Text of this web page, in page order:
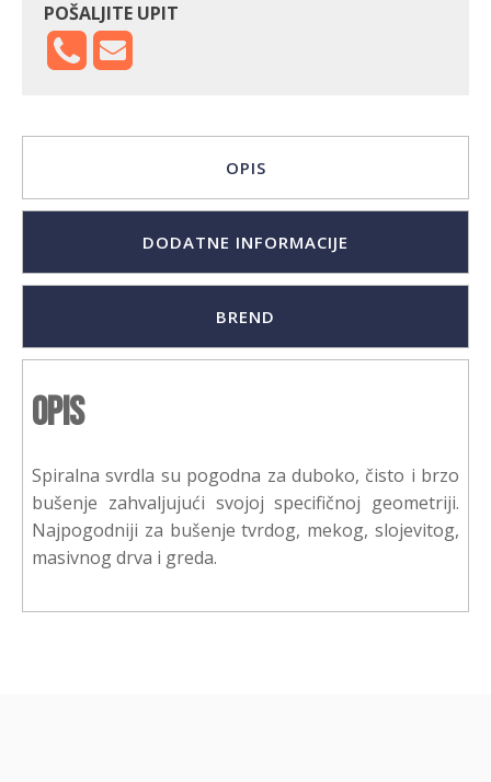
POŠALJITE UPIT
OPIS
DODATNE INFORMACIJE
BREND
Opis
Spiralna svrdla su pogodna za duboko, čisto i brzo
bušenje zahvaljujući svojoj specifičnoj geometriji.
Najpogodniji za bušenje tvrdog, mekog, slojevitog,
masivnog drva i greda.